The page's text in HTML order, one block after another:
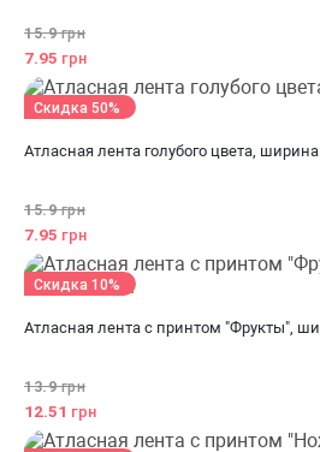
15.9грн
7.95 грн
Атласная лента голубого цвета,
15.9грн
7.95 грн
Скидка 50%
Атласная лента с принтом "Фрукты",
13.9грн
12.51 грн
Скидка 10%